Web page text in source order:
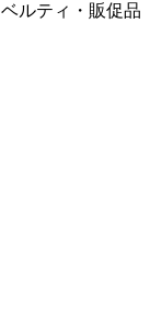
ルティ・販促品